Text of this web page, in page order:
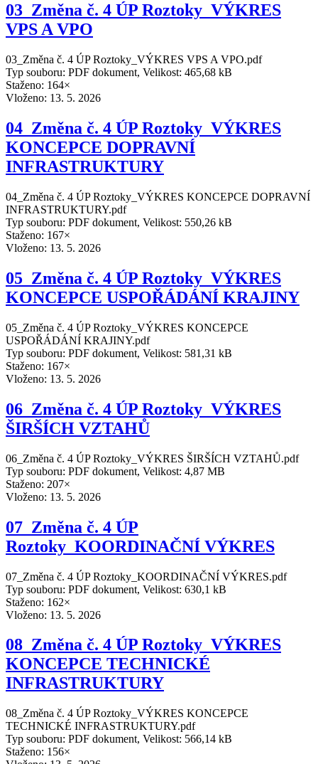
03_Změna č. 4 ÚP Roztoky_VÝKRES
VPS A VPO
03_Změna č. 4 ÚP Roztoky_VÝKRES VPS A VPO.pdf
Typ souboru: PDF dokument, Velikost: 465,68 kB
Staženo: 164×
Vloženo: 13. 5. 2026
04_Změna č. 4 ÚP Roztoky_VÝKRES
KONCEPCE DOPRAVNÍ
INFRASTRUKTURY
04_Změna č. 4 ÚP Roztoky_VÝKRES KONCEPCE DOPRAVNÍ
INFRASTRUKTURY.pdf
Typ souboru: PDF dokument, Velikost: 550,26 kB
Staženo: 167×
Vloženo: 13. 5. 2026
05_Změna č. 4 ÚP Roztoky_VÝKRES
KONCEPCE USPOŘÁDÁNÍ KRAJINY
05_Změna č. 4 ÚP Roztoky_VÝKRES KONCEPCE
USPOŘÁDÁNÍ KRAJINY.pdf
Typ souboru: PDF dokument, Velikost: 581,31 kB
Staženo: 167×
Vloženo: 13. 5. 2026
06_Změna č. 4 ÚP Roztoky_VÝKRES
ŠIRŠÍCH VZTAHŮ
06_Změna č. 4 ÚP Roztoky_VÝKRES ŠIRŠÍCH VZTAHŮ.pdf
Typ souboru: PDF dokument, Velikost: 4,87 MB
Staženo: 207×
Vloženo: 13. 5. 2026
07_Změna č. 4 ÚP
Roztoky_KOORDINAČNÍ VÝKRES
07_Změna č. 4 ÚP Roztoky_KOORDINAČNÍ VÝKRES.pdf
Typ souboru: PDF dokument, Velikost: 630,1 kB
Staženo: 162×
Vloženo: 13. 5. 2026
08_Změna č. 4 ÚP Roztoky_VÝKRES
KONCEPCE TECHNICKÉ
INFRASTRUKTURY
08_Změna č. 4 ÚP Roztoky_VÝKRES KONCEPCE
TECHNICKÉ INFRASTRUKTURY.pdf
Typ souboru: PDF dokument, Velikost: 566,14 kB
Staženo: 156×